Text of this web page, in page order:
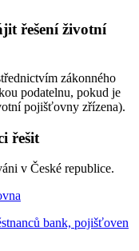
řešení životní
zákonného
podatelnu, pokud je
pojišťovny zřízena).
řešit
v České republice.
bank, pojišťoven